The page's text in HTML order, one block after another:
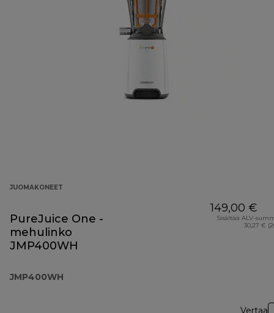
JUOMAKONEET
PureJuice One -
mehulinko
JMP400WH
JMP400WH
149,00 €
Sisältää ALV-
30,27 €